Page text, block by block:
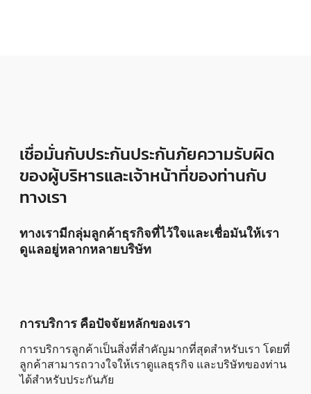
เชื่อมั่นกับประกันประกันภัยความรับผิด
ของผู้บริหารและเจ้าหน้าที่ของท่านกับ
ทางเรา
ทางเรามีกลุ่มลูกค้าธุรกิจที่ไว้ใจและเชื่อมันให้เรา
ดูแลอยู่หลากหลายบริษัท
การบริการ คือปัจจัยหลักของเรา
การบริการลูกค้าเป็นสิ่งที่สำคัญมากที่สุดสำหรับเรา โดยที่
ลูกค้าสามารถวางใจให้เราดูแลธุรกิจ และบริษัทของท่าน
ได้สำหรับประกันภัย